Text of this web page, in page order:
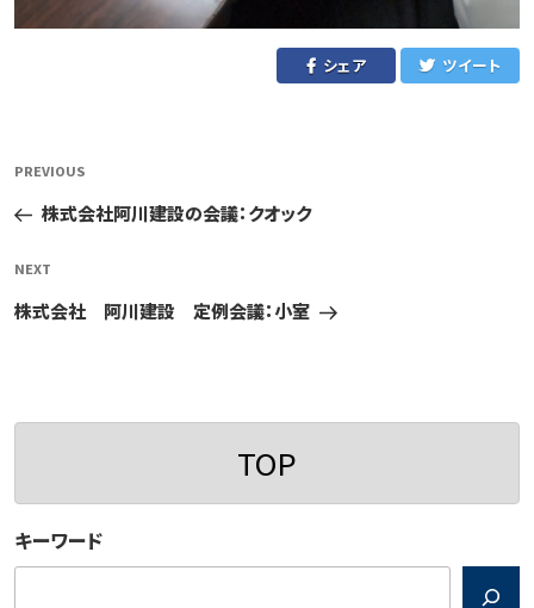
シェア ツイート
投
ナ
ビ
ゲ
Previous
Post
PREVIOUS
株式会社阿川建設の会議：クオック
Next
Post
NEXT
株式会社 阿川建設 定例会議：小室
TOP
キーワード